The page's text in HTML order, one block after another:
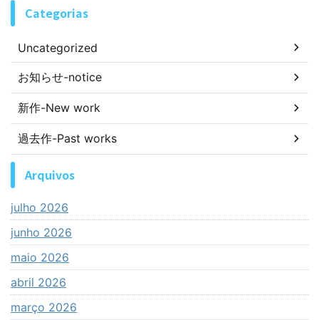
Categorias
Uncategorized
お知らせ-notice
新作-New work
過去作-Past works
Arquivos
julho 2026
junho 2026
maio 2026
abril 2026
março 2026